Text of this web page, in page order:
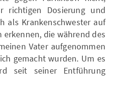
richtigen Dosierung und
als Krankenschwester auf
die während des
Vater aufgenommen
gemacht wurden. Um es
seit seiner Entführung